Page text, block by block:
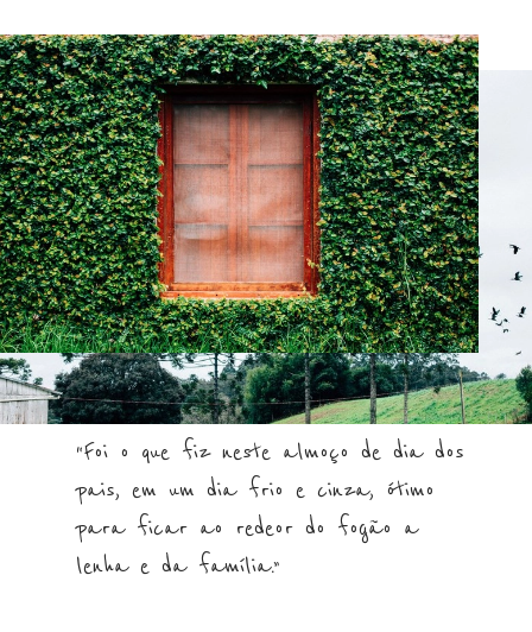
“Foi o que fiz neste almoço de dia dos
pais, em um dia frio e cinza, ótimo
para ficar ao redeor do fogão a
lenha e da família.”